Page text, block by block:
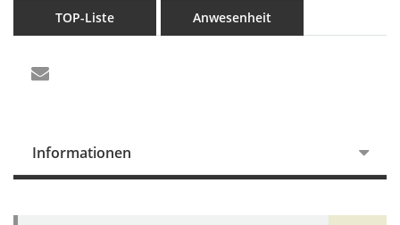
TOP-Liste Anwesenheit
Informationen